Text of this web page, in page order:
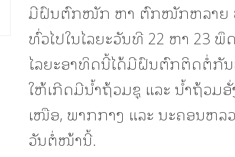
ມີຝົນຕົກໜັກ ຫາ ຕົກໜັກຫລາຍ
ທົ່ວໄປໃນໄລຍະວັນທີ 22 ຫາ 23 ພຶ
ໄລຍະອາທິດນີ້ໄດ້ມີຝົນຕົກຕິດຕໍ່ກັນ
ໃຫ້ເກີດມີນ້ຳຖ້ວມຊຸ ແລະ ນ້ຳຖ້ວມ
ເໜືອ, ພາກກາງ ແລະ ນະຄອນຫລ
ວັນຕໍ່ໜ້ານີ້.